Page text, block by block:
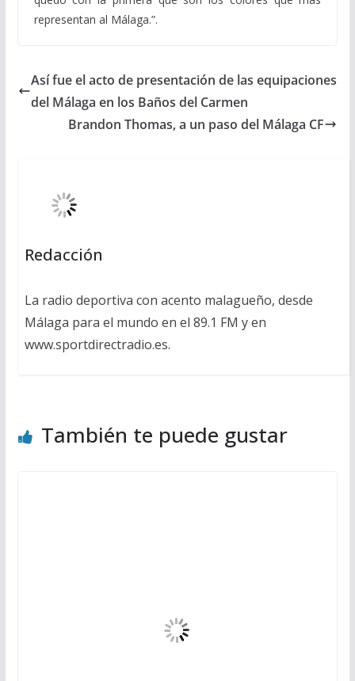
representan al Málaga.”.
Así fue el acto de presentación de las equipaciones
del Málaga en los Baños del Carmen
Brandon Thomas, a un paso del Málaga CF
Redacción
La radio deportiva con acento malagueño, desde
Málaga para el mundo en el 89.1 FM y en
www.sportdirectradio.es.
También te puede gustar